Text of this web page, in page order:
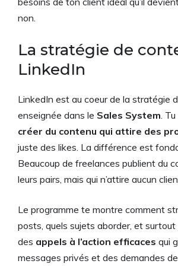
non.
La stratégie de
LinkedIn
LinkedIn est au coeur de la stratégie
enseignée dans le Sales System .
créer du contenu qui attire des
juste des likes. La différence est
Beaucoup de freelances publient du
leurs pairs, mais qui n’attire aucun
Le programme te montre comment
posts, quels sujets aborder, et
des appels à l’action efficaces qui
messages privés et des demandes